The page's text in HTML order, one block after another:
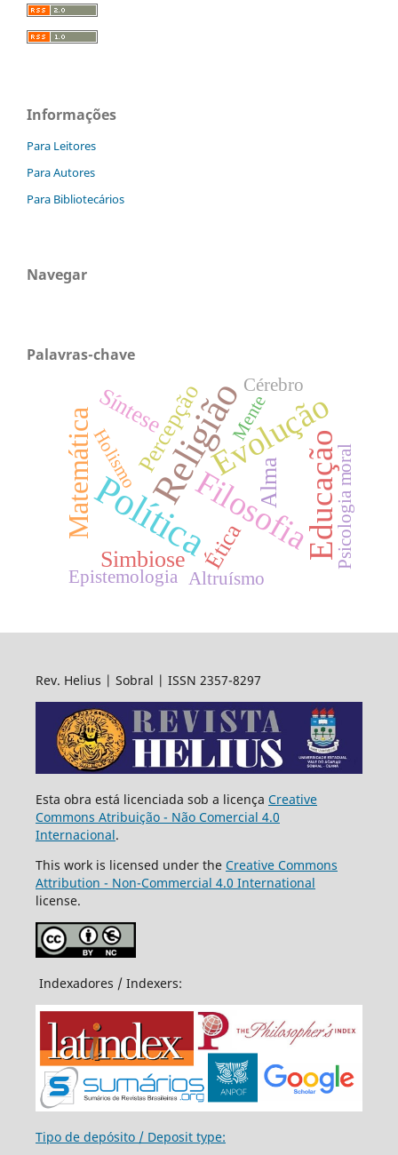
Informações
Para Leitores
Para Autores
Para Bibliotecários
Navegar
Palavras-chave
Política
Religião
Filosofia
Evolução
Educação
Matemática
Ética
Percepção
Síntese
Alma
Simbiose
Epistemologia
Holismo Psicologia moral
Altruísmo
Mente
Cérebro
Rev. Helius | Sobral | ISSN 2357-8297
Esta obra está licenciada sob a licença Creative
Commons Atribuição - Não Comercial 4.0
Internacional.
This work is licensed under the Creative Commons
Attribution - Non-Commercial 4.0 International
license.
Indexadores / Indexers:
Tipo de depósito / Deposit type: